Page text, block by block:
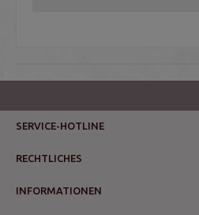
SERVICE-HOTLINE
RECHTLICHES
INFORMATIONEN